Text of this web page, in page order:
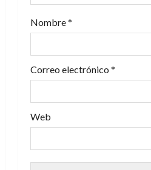
a
d
a
Nombre*
Correo electrónico *
Web